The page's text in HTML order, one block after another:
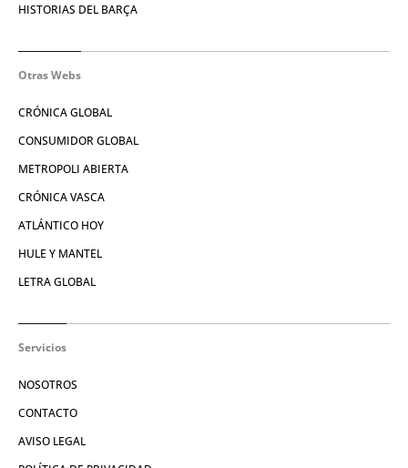
HISTORIAS DEL BARÇA
Otras Webs
CRÓNICA GLOBAL
CONSUMIDOR GLOBAL
METROPOLI ABIERTA
CRÓNICA VASCA
ATLÁNTICO HOY
HULE Y MANTEL
LETRA GLOBAL
Servicios
NOSOTROS
CONTACTO
AVISO LEGAL